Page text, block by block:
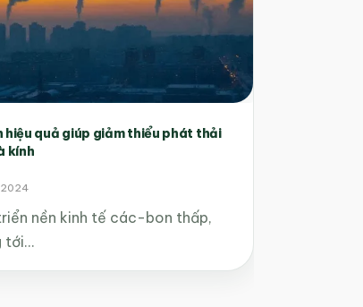
hiệu quả giúp giảm thiểu phát thải
kính
nền kinh tế các-bon thấp,
tới…